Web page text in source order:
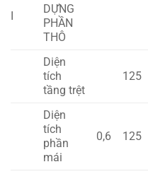
I
DỰNG
PHẦN
THÔ
Diện
tích
tầng trệt
125
Diện
tích
phần
mái
0,6 125